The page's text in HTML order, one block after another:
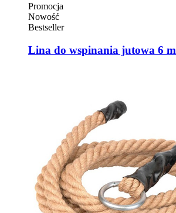
Promocja
Nowość
Bestseller
Lina do wspinania jutowa 6 m